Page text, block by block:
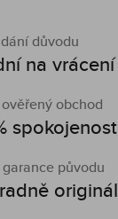
důvodu
na vrácení
obchod
spokojenost
garance původu